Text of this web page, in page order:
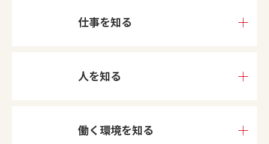
仕事を知る
人を知る
働く環境を知る